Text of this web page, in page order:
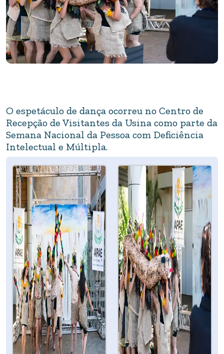
O espetáculo de dança ocorreu no Centro de
Recepção de Visitantes da Usina como parte da
Semana Nacional da Pessoa com Deficiência
Intelectual e Múltipla.